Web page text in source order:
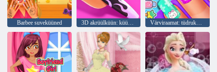
Barbee suveküüned 3D akrüülküün: küünte kunstimäng Värviraamat: tüdrukute küünte kunsti kujundus